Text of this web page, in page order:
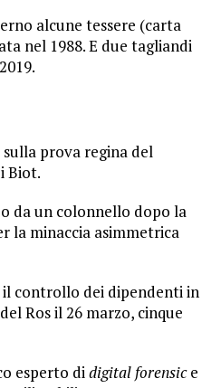
alcune tessere (carta
nel 1988. E due tagliandi
prova regina del
Biot.
da un colonnello dopo la
la minaccia asimmetrica
il controllo dei dipendenti in
Ros il 26 marzo, cinque
esperto didigital forensice